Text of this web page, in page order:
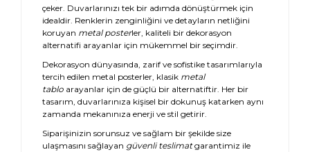
çeker. Duvarlarınızı tek bir adımda dönüştürmek için
idealdir. Renklerin zenginliğini ve detayların netliğini
koruyan metal posterler, kaliteli bir dekorasyon
alternatifi arayanlar için mükemmel bir seçimdir.
Dekorasyon dünyasında, zarif ve sofistike tasarımlarıyla
tercih edilen metal posterler, klasik metal
tablo arayanlar için de güçlü bir alternatiftir. Her bir
tasarım, duvarlarınıza kişisel bir dokunuş katarken aynı
zamanda mekanınıza enerji ve stil getirir.
Siparişinizin sorunsuz ve sağlam bir şekilde size
ulaşmasını sağlayan güvenli teslimatgarantimiz ile